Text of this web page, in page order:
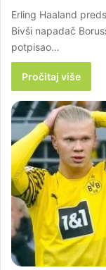
Erling Haaland
Bivši napadač
potpisao…
Pročitaj više